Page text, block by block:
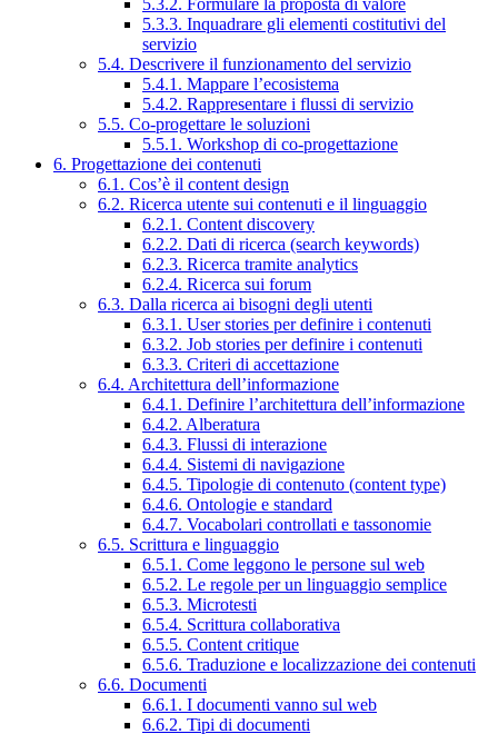
5.3.3. Inquadrare gli elementi costitutivi del
servizio
5.4. Descrivere il funzionamento del servizio
5.4.1. Mappare l’ecosistema
5.4.2. Rappresentare i flussi di servizio
5.5. Co-progettare le soluzioni
5.5.1. Workshop di co-progettazione
6. Progettazione dei contenuti
6.1. Cos’è il content design
6.2. Ricerca utente sui contenuti e il linguaggio
6.2.1. Content discovery
6.2.2. Dati di ricerca (search keywords)
6.2.3. Ricerca tramite analytics
6.2.4. Ricerca sui forum
6.3. Dalla ricerca ai bisogni degli utenti
6.3.1. User stories per definire i contenuti
6.3.2. Job stories per definire i contenuti
6.3.3. Criteri di accettazione
6.4. Architettura dell’informazione
6.4.1. Definire l’architettura dell’informazione
6.4.2. Alberatura
6.4.3. Flussi di interazione
6.4.4. Sistemi di navigazione
6.4.5. Tipologie di contenuto (content type)
6.4.6. Ontologie e standard
6.4.7. Vocabolari controllati e tassonomie
6.5. Scrittura e linguaggio
6.5.1. Come leggono le persone sul web
6.5.2. Le regole per un linguaggio semplice
6.5.3. Microtesti
6.5.4. Scrittura collaborativa
6.5.5. Content critique
6.5.6. Traduzione e localizzazione dei contenuti
6.6. Documenti
6.6.1. I documenti vanno sul web
6.6.2. Tipi di documenti